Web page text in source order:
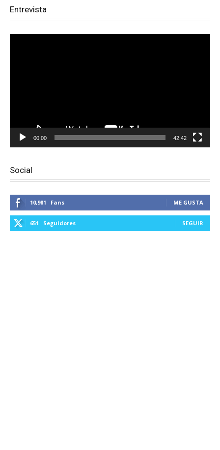
Entrevista
00:00 42:42
Social
10,981 Fans ME GUSTA
651 Seguidores SEGUIR